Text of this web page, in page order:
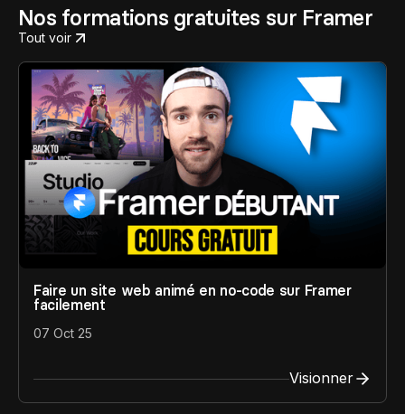
Nos formations gratuites sur Framer
Tout voir
Faire un site web animé en no-code sur Framer
facilement
07 Oct 25
Visionner